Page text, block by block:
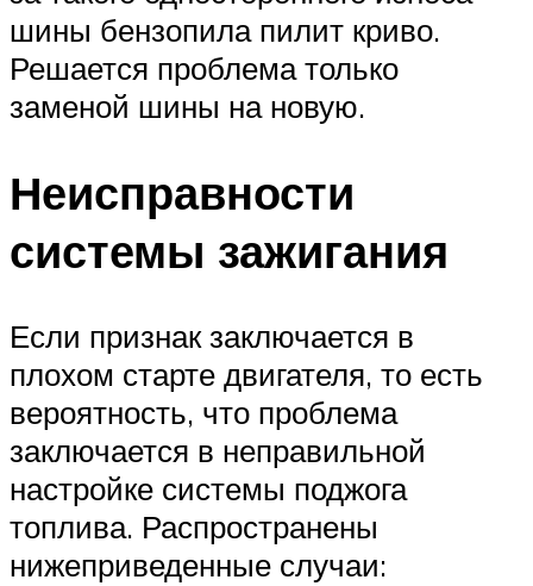
шины бензопила пилит криво.
Решается проблема только
заменой шины на новую.
Неисправности
системы зажигания
Если признак заключается в
плохом старте двигателя, то есть
вероятность, что проблема
заключается в неправильной
настройке системы поджога
топлива. Распространены
нижеприведенные случаи: